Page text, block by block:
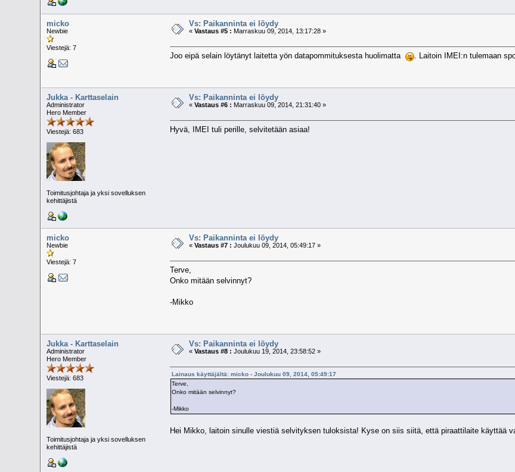
micko
Newbie
Viestejä: 7
Vs: Paikanninta ei löydy
«Vastaus #5 : Marraskuu 09, 2014, 13:17:28 »
Joo eipä selain löytänyt laitetta yön datapommituksesta huolimatta . Laitoin IMEI:n tulemaan
Jukka - Karttaselain
Administrator
Hero Member
Viestejä: 683
Toimitusjohtaja ja yksi sovelluksen
kehittäjistä
Vs: Paikanninta ei löydy
«Vastaus #6 : Marraskuu 09, 2014, 21:31:40 »
Hyvä, IMEI tuli perille, selvitetään asiaa!
micko
Newbie
Viestejä: 7
Vs: Paikanninta ei löydy
«Vastaus #7 : Joulukuu 09, 2014, 05:49:17 »
Terve,
Onko mitään selvinnyt?
-Mikko
Jukka - Karttaselain
Administrator
Hero Member
Viestejä: 683
Toimitusjohtaja ja yksi sovelluksen
kehittäjistä
Vs: Paikanninta ei löydy
«Vastaus #8 : Joulukuu 19, 2014, 23:58:52 »
Lainaus käyttäjältä: micko - Joulukuu 09, 2014, 05:49:17
Terve,
Onko mitään selvinnyt?
-Mikko
Hei Mikko, laitoin sinulle viestiä selvityksen tuloksista! Kyse on siis siitä, että piraattilaite käyttää